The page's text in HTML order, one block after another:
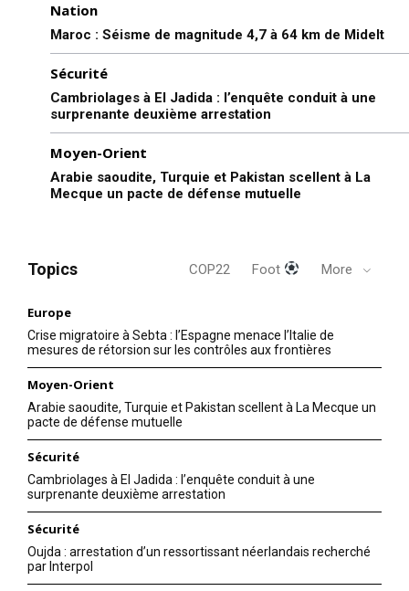
Nation
Maroc : Séisme de magnitude 4,7 à 64 km de Midelt
Sécurité
Cambriolages à El Jadida : l’enquête conduit à une
surprenante deuxième arrestation
Moyen-Orient
Arabie saoudite, Turquie et Pakistan scellent à La
Mecque un pacte de défense mutuelle
Topics COP22 Foot More
Europe
Crise migratoire à Sebta : l’Espagne menace l’Italie de
mesures de rétorsion sur les contrôles aux frontières
Moyen-Orient
Arabie saoudite, Turquie et Pakistan scellent à La Mecque un
pacte de défense mutuelle
Sécurité
Cambriolages à El Jadida : l’enquête conduit à une
surprenante deuxième arrestation
Sécurité
Oujda : arrestation d’un ressortissant néerlandais recherché
par Interpol